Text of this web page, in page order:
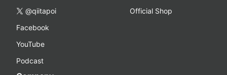
@qiitapoi
Facebook
YouTube
Podcast
Official Shop